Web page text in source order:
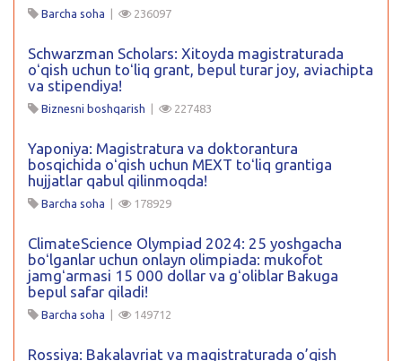
Barcha soha | 236097
Schwarzman Scholars: Xitoyda magistraturada
oʻqish uchun toʻliq grant, bepul turar joy, aviachipta
va stipendiya!
Biznesni boshqarish | 227483
Yaponiya: Magistratura va doktorantura
bosqichida oʻqish uchun MEXT toʻliq grantiga
hujjatlar qabul qilinmoqda!
Barcha soha | 178929
ClimateScience Olympiad 2024: 25 yoshgacha
boʻlganlar uchun onlayn olimpiada: mukofot
jamgʻarmasi 15 000 dollar va gʻoliblar Bakuga
bepul safar qiladi!
Barcha soha | 149712
Rossiya: Bakalavriat va magistraturada o’qish